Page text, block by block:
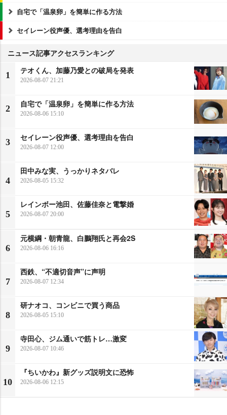
自宅で「温泉卵」を簡単に作る方法
セイレーン役声優、選考理由を告白
ニュース記事アクセスランキング
1
テオくん、加藤乃愛との破局を発表
2026-08-07 21:21
2
自宅で「温泉卵」を簡単に作る方法
2026-08-06 15:10
3
セイレーン役声優、選考理由を告白
2026-08-07 12:00
4
田中みな実、うっかりネタバレ
2026-08-05 15:32
5
レインボー池田、佐藤佳奈と電撃婚
2026-08-07 20:00
6
元横綱・朝青龍、白鵬翔氏と再会2S
2026-08-06 16:16
7
西鉄、“不適切音声”に声明
2026-08-07 12:34
8
研ナオコ、コンビニで買う商品
2026-08-05 15:10
9
寺田心、ジム通いで筋トレ…激変
2026-08-07 10:46
10
『ちいかわ』新グッズ説明文に恐怖
2026-08-06 12:15